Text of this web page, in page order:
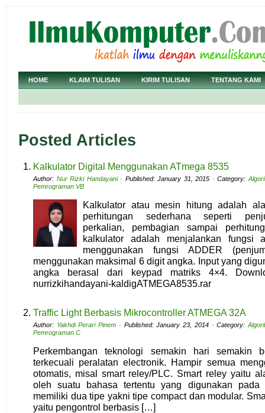
HOME KLAIM TULISAN KIRIM TULISAN TENTANG KAMI
Posted Articles
Kalkulator Digital Menggunakan ATmega 8535
Author: Nur Rizki Handayani· Published: January 31, 2015 · Category:
Pemrograman VB
Kalkulator atau mesin hitung adalah
perhitungan sederhana seperti
perkalian, pembagian sampai
kalkulator adalah menjalankan fungsi
menggunakan fungsi ADDER
menggunakan maksimal 6 digit angka. Input yang
angka berasal dari keypad matriks 4×4.
nurrizkihandayani-kaldigATMEGA8535.rar
Traffic Light Berbasis Mikrocontroller ATMEGA 32A
Author: Yakhdi Perari Pinem · Published: January 23, 2014 · Category:
Pemrograman C
Perkembangan teknologi semakin hari semakin
terkecuali peralatan electronik. Hampir semua
otomatis, misal smart reley/PLC. Smart reley yaitu
oleh suatu bahasa tertentu yang digunakan
memiliki dua tipe yakni tipe compact dan modular.
yaitu pengontrol berbasis […]